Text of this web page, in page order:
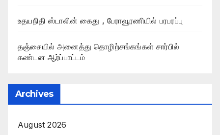
உதயநிதி ஸ்டாலின் கைது , பேராவூரணியில் பரபரப்பு
தஞ்சையில் அனைத்து தொழிற்சங்கங்கள் சார்பில்
கண்டன ஆர்ப்பாட்டம்
Archives
August 2026